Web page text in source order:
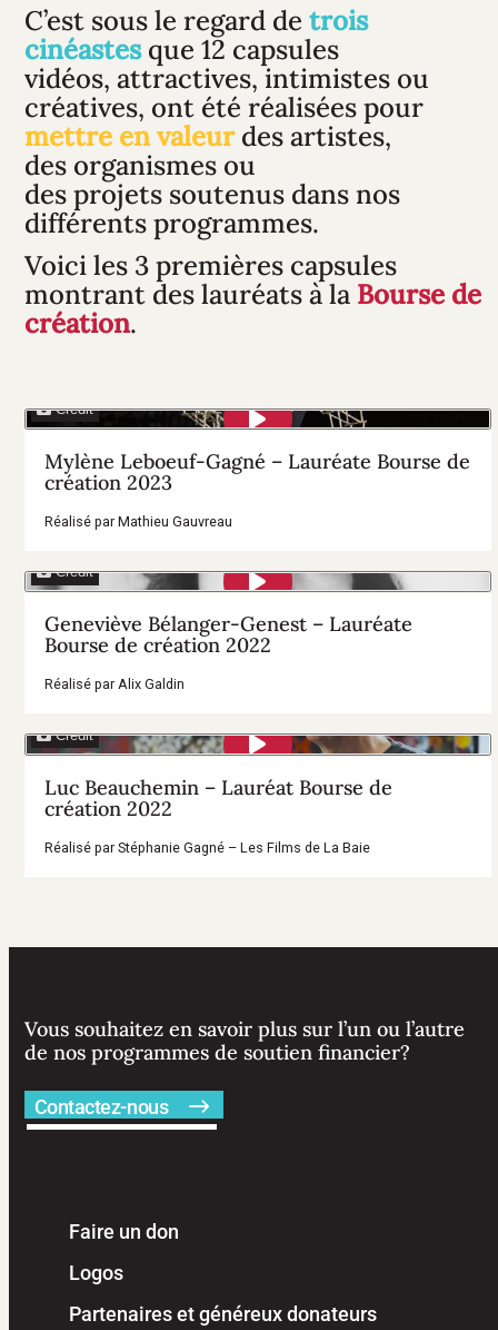
C’est sous le regard de trois
cinéastesque 12 capsules
vidéos, attractives, intimistes ou
créatives, ont été réalisées pour
mettre en valeurdes artistes,
des organismes ou
des projets soutenus dans nos
différents programmes.
Voici les 3 premières capsules
montrant des lauréats à laBourse de
création.
Crédit
Mylène Leboeuf-Gagné – Lauréate Bourse de
création 2023
Réalisé par Mathieu Gauvreau
Crédit
Geneviève Bélanger-Genest – Lauréate
Bourse de création 2022
Réalisé par Alix Galdin
Crédit
Luc Beauchemin – Lauréat Bourse de
création 2022
Réalisé par Stéphanie Gagné – Les Films de La Baie
Vous souhaitez en savoir plus sur l’un ou l’autre
de nos programmes de soutien financier?
Contactez-nous
Faire un don
Logos
Partenaires et généreux donateurs
encore
plus!
Nom
Prénom
Courriel
*
S'INSCRIRE